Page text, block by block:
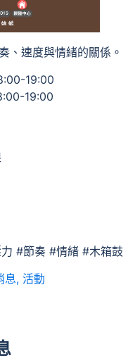
、速度與情緒的關係。
19:00
19:00
#節奏 #情緒 #木箱鼓
息, 活動